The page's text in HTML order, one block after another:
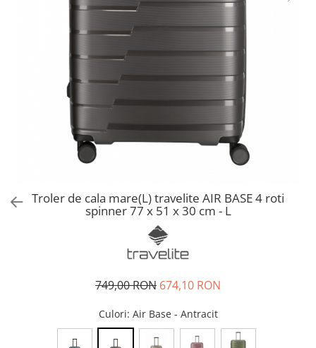
Reduceri bagaje
Troler de cala mare(L) travelite AIR BASE 4 roti
spinner 77 x 51 x 30 cm - L
749,00 RON 674,10 RON
Culori: Air Base - Antracit